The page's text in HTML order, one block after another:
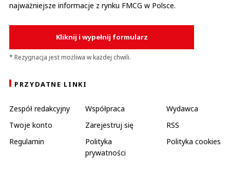
najważniejsze informacje z rynku FMCG w Polsce.
Kliknij i wypełnij formularz
* Rezygnacja jest możliwa w każdej chwili.
PRZYDATNE LINKI
Zespół redakcyjny Współpraca
Wydawca
Twoje konto
Zarejestruj się
RSS
Regulamin
Polityka
prywatności
Polityka cookies